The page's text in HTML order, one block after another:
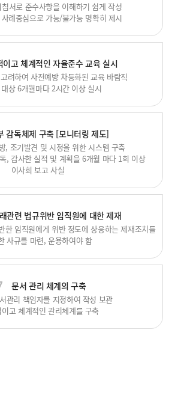
침서로 준수사항을 이해하기 쉽게 작성
사례중심으로 가능/불가능 명확히 제시
이고 체계적인 자율준수 교육 실시
려하여 사전예방 차등화된 교육 바람직
대상 6개월마다 2시간 이상 실시
감독체제 구축 [모니터링 제도]
, 조기발견 및 시정을 위한 시스템 구축
, 감사한 실적 및 계획을 6개월 마다 1회 이상
이사회 보고 사실
관련 법규위반 임직원에 대한 제재
한 임직원에게 위반 정도에 상응하는 제재조치를
사규를 마련, 운용하여야 함
문서 관리 체계의 구축
관리 책임자를 지정하여 작성 보관
이고 체계적인 관리체계를 구축